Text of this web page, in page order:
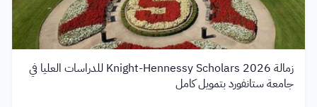
زمالة Knight-Hennessy Scholars 2026 للدراسات العليا في
جامعة ستانفورد بتمويل كامل